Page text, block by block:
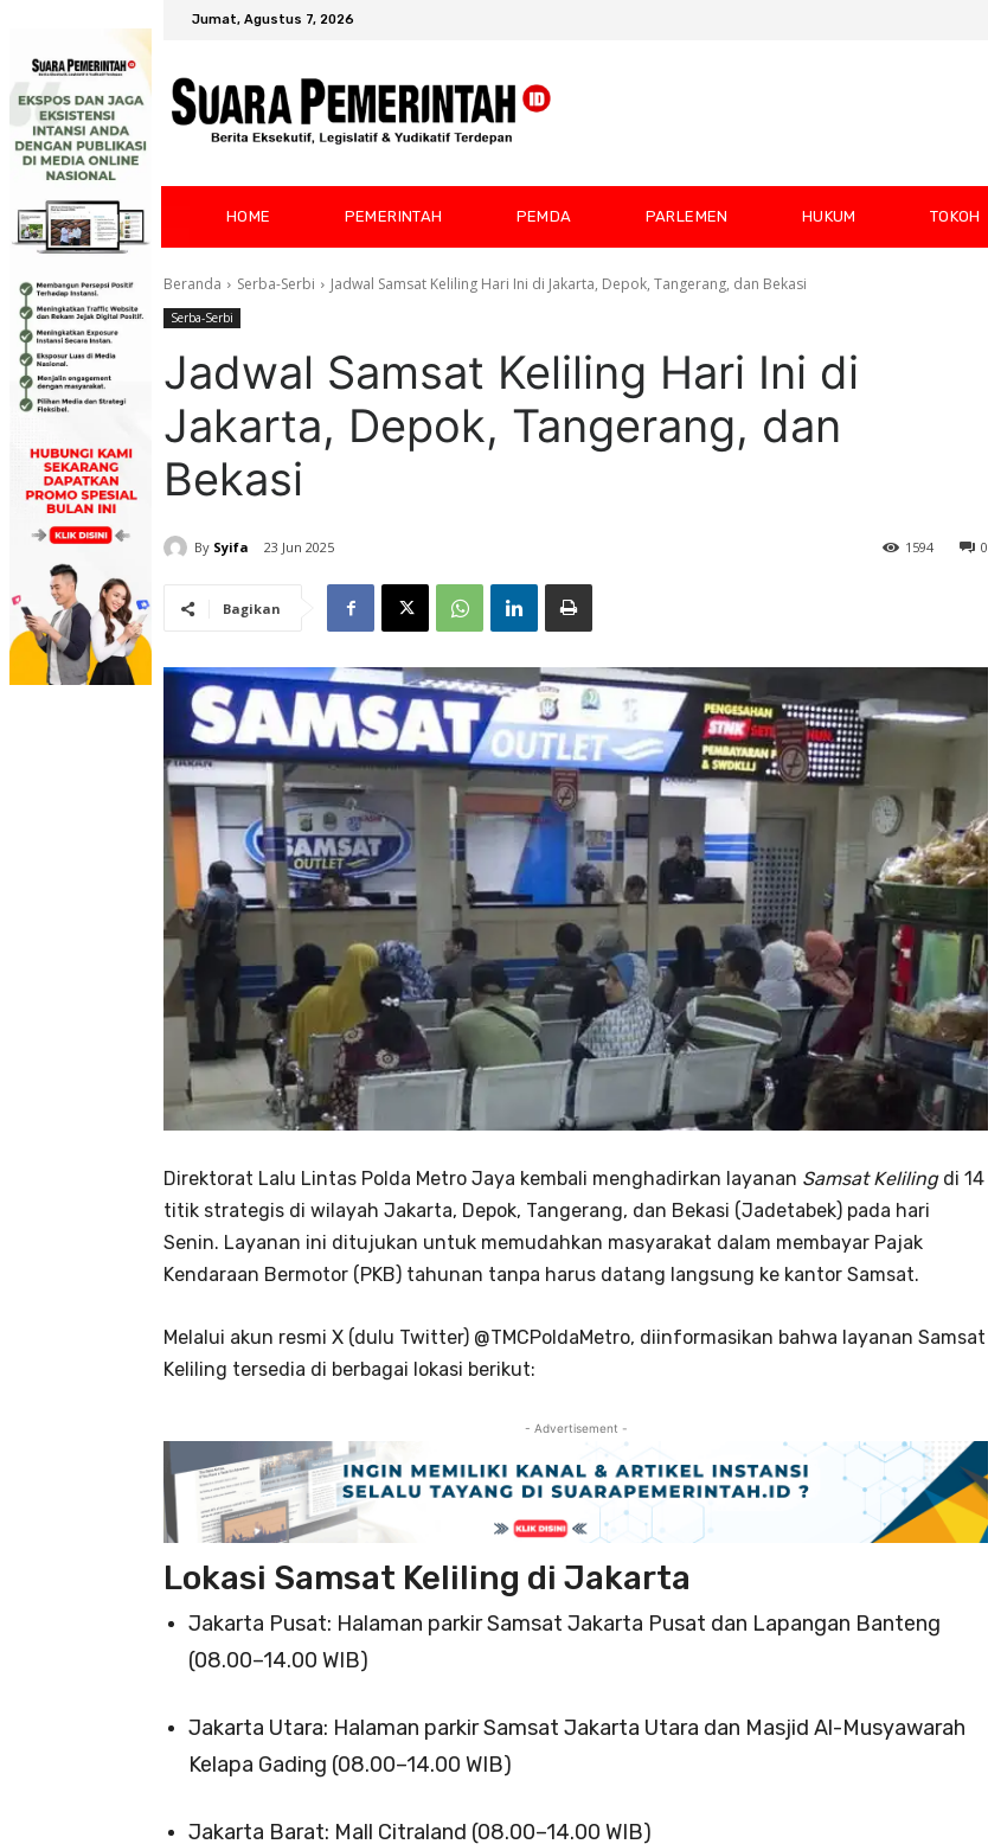
Jumat, Agustus 7, 2026
HOME PEMERINTAH PEMDA PARLEMEN HUKUM TOKOH
Beranda Serba-Serbi Jadwal Samsat Keliling Hari Ini di Jakarta, Depok, Tangerang, dan Bekasi
Serba-Serbi
Jadwal Samsat Keliling Hari Ini di
Jakarta, Depok, Tangerang, dan
Bekasi
By Syifa 23 Jun 2025 0
1594
Bagikan
Direktorat Lalu Lintas Polda Metro Jaya kembali menghadirkan layanan Samsat Kelilingdi 14
titik strategis di wilayah Jakarta, Depok, Tangerang, dan Bekasi (Jadetabek) pada hari
Senin. Layanan ini ditujukan untuk memudahkan masyarakat dalam membayar Pajak
Kendaraan Bermotor (PKB) tahunan tanpa harus datang langsung ke kantor Samsat.
Melalui akun resmi X (dulu Twitter) @TMCPoldaMetro, diinformasikan bahwa layanan Samsat
Keliling tersedia di berbagai lokasi berikut:
- Advertisement -
Lokasi Samsat Keliling di Jakarta
Jakarta Pusat: Halaman parkir Samsat Jakarta Pusat dan Lapangan Banteng
(08.00–14.00 WIB)
Jakarta Utara: Halaman parkir Samsat Jakarta Utara dan Masjid Al-Musyawarah
Kelapa Gading (08.00–14.00 WIB)
Jakarta Barat: Mall Citraland (08.00–14.00 WIB)